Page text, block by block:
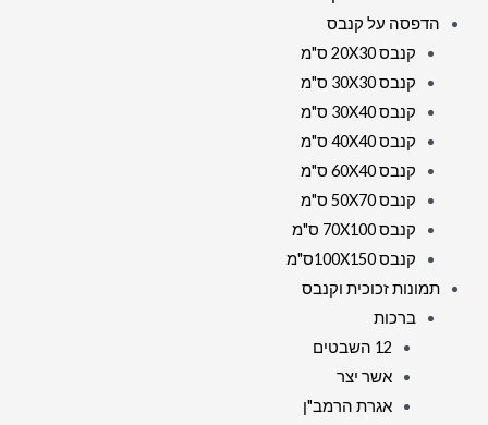
הדפסה על קנבס
קנבס 20X30 ס"מ
קנבס 30X30 ס"מ
קנבס 30X40 ס"מ
קנבס 40X40 ס"מ
קנבס 60X40 ס"מ
קנבס 50X70 ס"מ
קנבס 70X100 ס"מ
קנבס 100X150ס"מ
תמונות זכוכית וקנבס
ברכות
12 השבטים
אשר יצר
אגרת הרמב"ן